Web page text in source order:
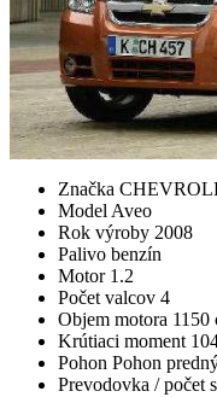
Značka
Model Aveo
Rok výroby 2008
Palivo benzín
Motor 1.2
Počet valcov 4
Objem motora 1150
Krútiaci moment
Pohon Pohon
Prevodovka / počet